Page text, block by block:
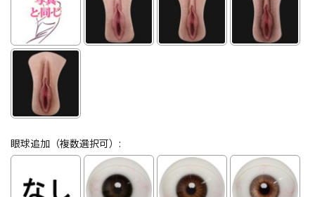
眼球追加（複数選択可）: